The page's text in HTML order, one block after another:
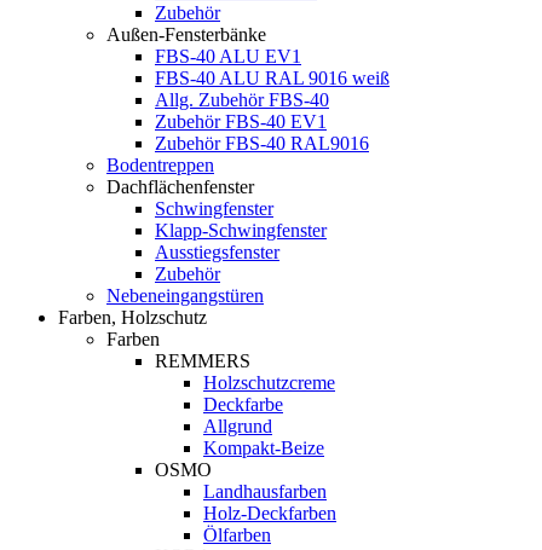
Zubehör
Außen-Fensterbänke
FBS-40 ALU EV1
FBS-40 ALU RAL 9016 weiß
Allg. Zubehör FBS-40
Zubehör FBS-40 EV1
Zubehör FBS-40 RAL9016
Bodentreppen
Dachflächenfenster
Schwingfenster
Klapp-Schwingfenster
Ausstiegsfenster
Zubehör
Nebeneingangstüren
Farben, Holzschutz
Farben
REMMERS
Holzschutzcreme
Deckfarbe
Allgrund
Kompakt-Beize
OSMO
Landhausfarben
Holz-Deckfarben
Ölfarben